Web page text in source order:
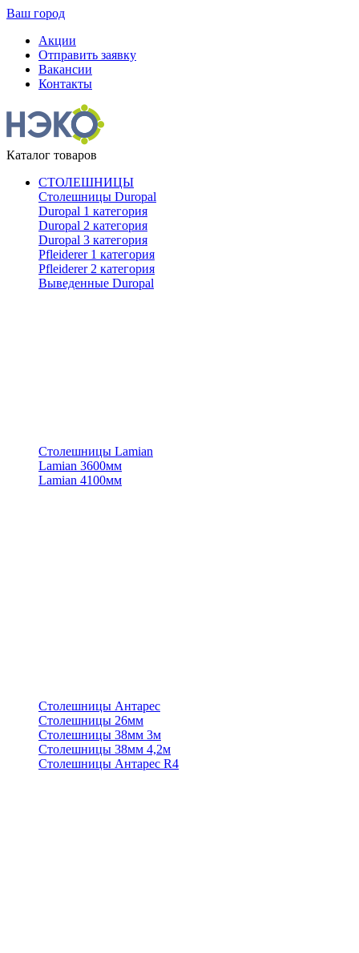
Ваш город
Акции
Отправить заявку
Вакансии
Контакты
Каталог товаров
СТОЛЕШНИЦЫ
Столешницы Duropal
Duropal 1 категория
Duropal 2 категория
Duropal 3 категория
Pfleiderer 1 категория
Pfleiderer 2 категория
Выведенные Duropal
Столешницы Lamian
Lamian 3600мм
Lamian 4100мм
Столешницы Антарес
Столешницы 26мм
Столешницы 38мм 3м
Столешницы 38мм 4,2м
Столешницы Антарес R4